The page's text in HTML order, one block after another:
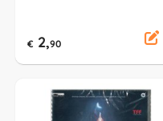
€ 2,90